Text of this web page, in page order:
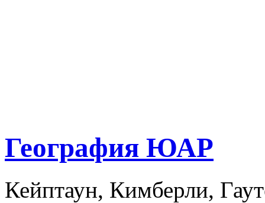
География ЮАР
Кейптаун, Кимберли,